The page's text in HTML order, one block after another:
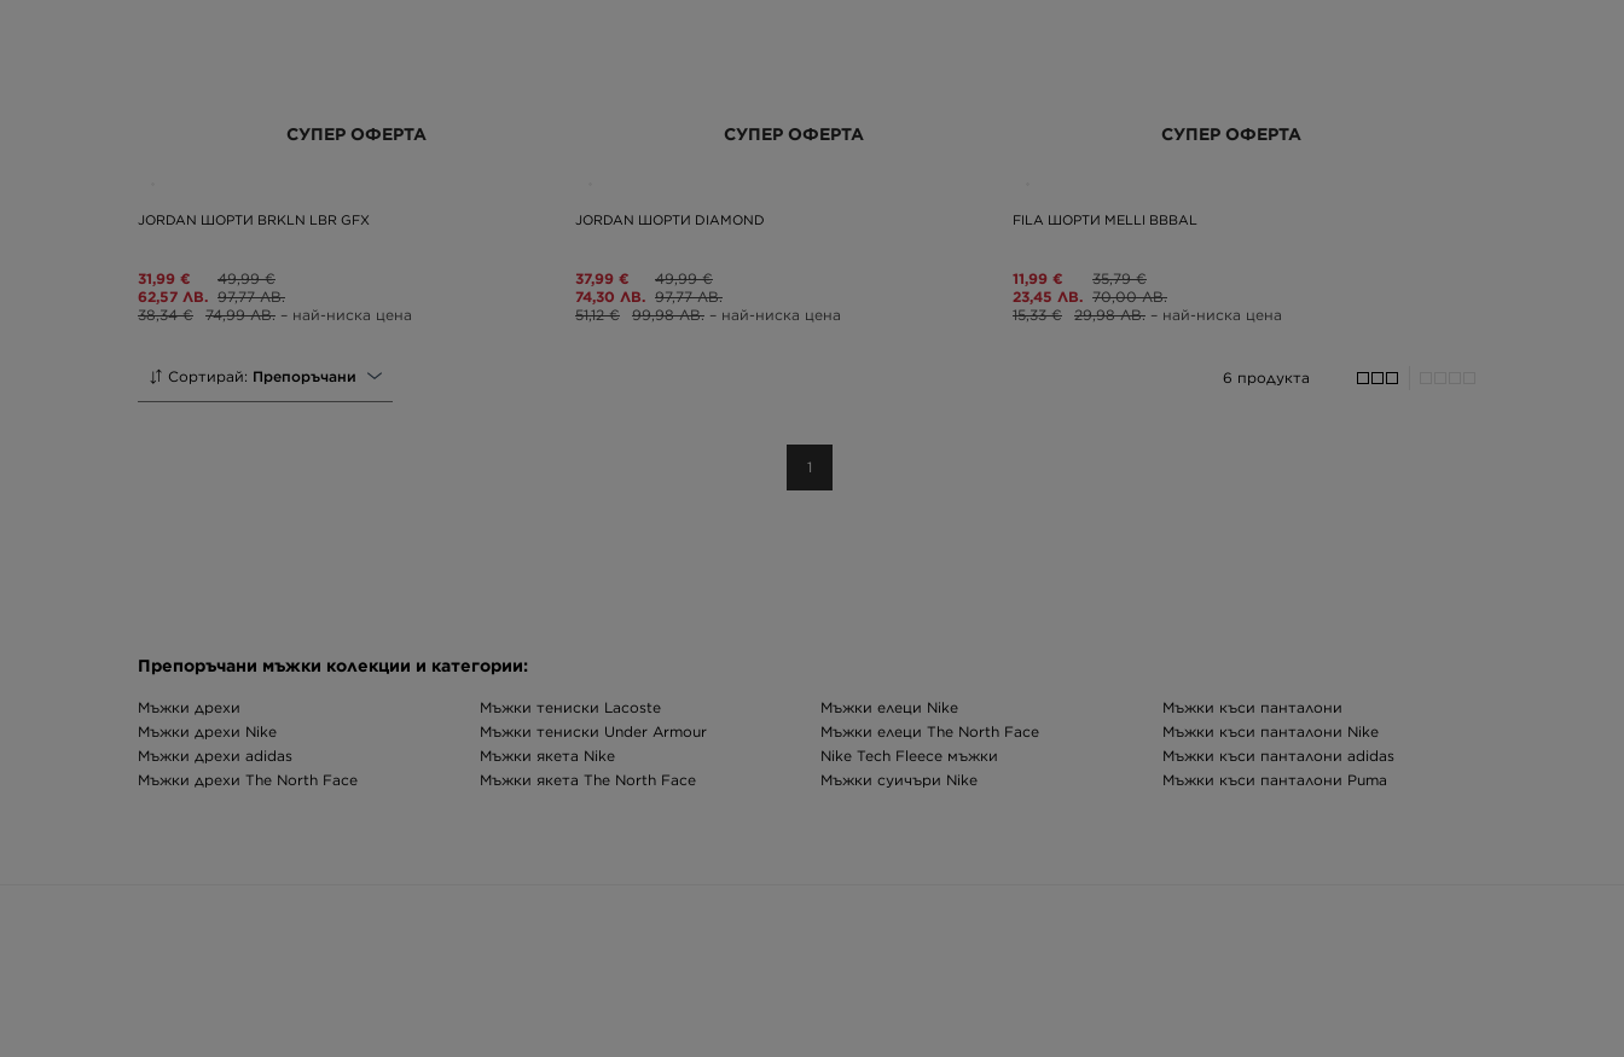
СУПЕР ОФЕРТА
JORDAN ШОРТИ BRKLN LBR GFX
31,99 €
62,57 ЛВ.
49,99 €
97,77 ЛВ.
38,34 €
74,99 ЛВ. – най-ниска цена
СУПЕР ОФЕРТА
JORDAN ШОРТИ DIAMOND
37,99 €
74,30 ЛВ.
49,99 €
97,77 ЛВ.
51,12 €
99,98 ЛВ. – най-ниска цена
СУПЕР ОФЕРТА
FILA ШОРТИ MELLI BBBAL
11,99 €
23,45 ЛВ.
35,79 €
70,00 ЛВ.
15,33 €
29,98 ЛВ. – най-ниска цена
Сортирай: Препоръчани 6 продукта
1
Препоръчани мъжки колекции и категории:
Мъжки дрехи
Мъжки дрехи Nike
Мъжки дрехи adidas
Мъжки дрехи The North Face
Мъжки тениски Lacoste
Мъжки тениски Under Armour
Мъжки якета Nike
Мъжки якета The North Face
Мъжки елеци Nike
Мъжки елеци The North Face
Nike Tech Fleece мъжки
Мъжки суичъри Nike
Мъжки къси панталони
Мъжки къси панталони Nike
Мъжки къси панталони adidas
Мъжки къси панталони Puma